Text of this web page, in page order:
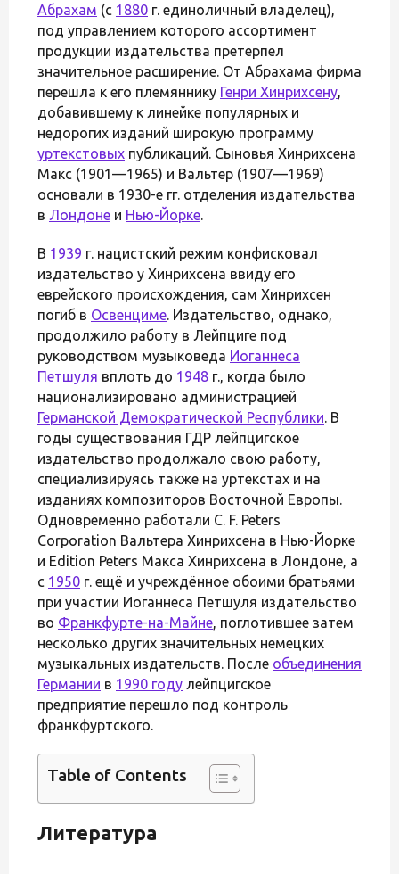
Абрахам (с 1880 г. единоличный владелец),
под управлением которого ассортимент
продукции издательства претерпел
значительное расширение. От Абрахама фирма
перешла к его племяннику Генри Хинрихсену,
добавившему к линейке популярных и
недорогих изданий широкую программу
уртекстовых публикаций. Сыновья Хинрихсена
Макс (1901—1965) и Вальтер (1907—1969)
основали в 1930-е гг. отделения издательства
в Лондоне и Нью-Йорке.
В 1939 г. нацистский режим конфисковал
издательство у Хинрихсена ввиду его
еврейского происхождения, сам Хинрихсен
погиб в Освенциме. Издательство, однако,
продолжило работу в Лейпциге под
руководством музыковеда Иоганнеса
Петшуля вплоть до 1948 г., когда было
национализировано администрацией
Германской Демократической Республики. В
годы существования ГДР лейпцигское
издательство продолжало свою работу,
специализируясь также на уртекстах и на
изданиях композиторов Восточной Европы.
Одновременно работали C. F. Peters
Corporation Вальтера Хинрихсена в Нью-Йорке
и Edition Peters Макса Хинрихсена в Лондоне, а
с 1950 г. ещё и учреждённое обоими братьями
при участии Иоганнеса Петшуля издательство
во Франкфурте-на-Майне, поглотившее затем
несколько других значительных немецких
музыкальных издательств. После объединения
Германии в 1990 году лейпцигское
предприятие перешло под контроль
франкфуртского.
Table of Contents
Литература